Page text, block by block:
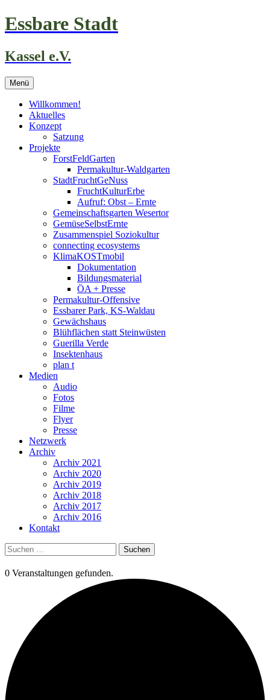
Zum
Inhalt
Essbare Stadt
Kassel e.V.
Menü
Willkommen!
Aktuelles
Konzept
Satzung
Projekte
ForstFeldGarten
Permakultur-Waldgarten
StadtFruchtGeNuss
FruchtKulturErbe
Aufruf: Obst – Ernte
Gemeinschaftsgarten Wesertor
GemüseSelbstErnte
Zusammenspiel Soziokultur
connecting ecosystems
KlimaKOSTmobil
Dokumentation
Bildungsmaterial
ÖA + Presse
Permakultur-Offensive
Essbarer Park, KS-Waldau
Gewächshaus
Blühflächen statt Steinwüsten
Guerilla Verde
Insektenhaus
plan t
Medien
Audio
Fotos
Filme
Flyer
Presse
Netzwerk
Archiv
Archiv 2021
Archiv 2020
Archiv 2019
Archiv 2018
Archiv 2017
Archiv 2016
Kontakt
Suchen
nach:
0 Veranstaltungen gefunden.